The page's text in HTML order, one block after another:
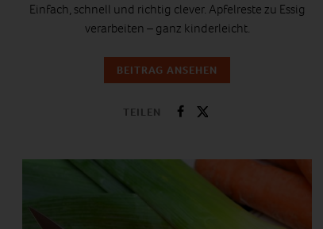
Einfach, schnell und richtig clever. Apfelreste zu Essig
verarbeiten – ganz kinderleicht.
BEITRAG ANSEHEN
TEILEN